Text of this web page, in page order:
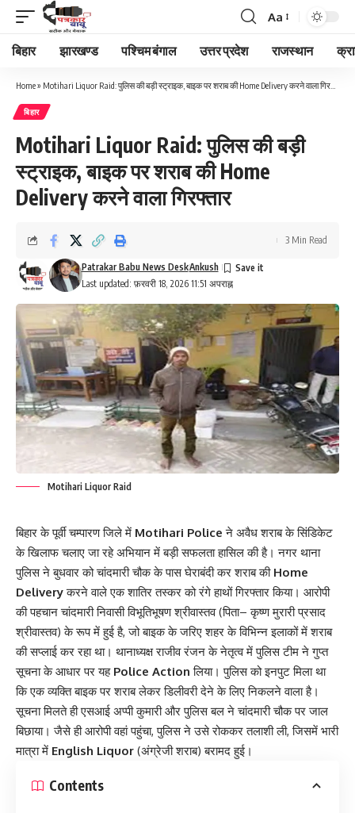
Font
Resizer
Aa
बिहार झारखण्ड पश्चिम बंगाल उत्तर प्रदेश राजस्थान
Home» Motihari Liquor Raid: पुलिस की बड़ी स्ट्राइक, बाइक पर शराब की Home Delivery करने वाला गिरफ्तार
बिहार
Motihari Liquor Raid: पुलिस की बड़ी
स्ट्राइक, बाइक पर शराब की Home
Delivery करने वाला गिरफ्तार
Last updated: फ़रवरी 18, 2026 11:51 अपराह्न
Patrakar Babu News DeskAnkush
3 Min Read
Motihari Liquor Raid
बिहार के पूर्वी चम्पारण जिले में Motihari Police ने अवैध शराब के सिंडिकेट
के खिलाफ चलाए जा रहे अभियान में बड़ी सफलता हासिल की है। नगर थाना
पुलिस ने बुधवार को चांदमारी चौक के पास घेराबंदी कर शराब की Home
Deliveryकरने वाले एक शातिर तस्कर को रंगे हाथों गिरफ्तार किया। आरोपी
की पहचान चांदमारी निवासी विभूतिभूषण श्रीवास्तव (पिता– कृष्ण मुरारी प्रसाद
श्रीवास्तव) के रूप में हुई है, जो बाइक के जरिए शहर के विभिन्न इलाकों में शराब
की सप्लाई कर रहा था। थानाध्यक्ष राजीव रंजन के नेतृत्व में पुलिस टीम ने गुप्त
सूचना के आधार पर यह Police Action लिया। पुलिस को इनपुट मिला था
कि एक व्यक्ति बाइक पर शराब लेकर डिलीवरी देने के लिए निकलने वाला है।
सूचना मिलते ही एसआई अप्पी कुमारी और पुलिस बल ने चांदमारी चौक पर जाल
बिछाया। जैसे ही आरोपी वहां पहुंचा, पुलिस ने उसे रोककर तलाशी ली, जिसमें भारी
मात्रा में English Liquor (अंग्रेजी शराब) बरामद हुई।
Contents